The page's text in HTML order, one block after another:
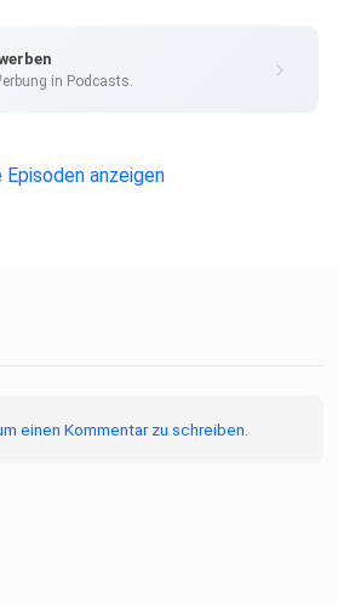
in Podcasts.
Episoden anzeigen
einen Kommentar zu schreiben.